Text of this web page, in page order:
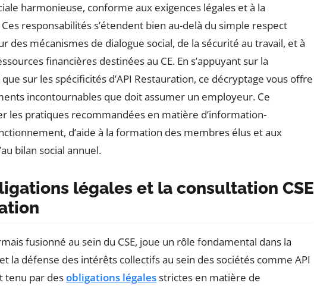
harmonieuse, conforme aux exigences légales et à la
responsabilités s’étendent bien au-delà du simple respect
mécanismes de dialogue social, de la sécurité au travail, et à
financières destinées au CE. En s’appuyant sur la
sur les spécificités d’API Restauration, ce décryptage vous offre
incontournables que doit assumer un employeur. Ce
les pratiques recommandées en matière d’information-
d’aide à la formation des membres élus et aux
bilan social annuel.
légales et la consultation CSE
fusionné au sein du CSE, joue un rôle fondamental dans la
la défense des intérêts collectifs au sein des sociétés comme API
tenu par desobligations légalesstrictes en matière de